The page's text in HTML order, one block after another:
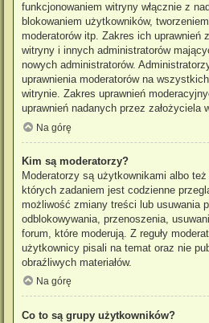
funkcjonowaniem witryny włącznie z
blokowaniem użytkowników,
moderatorów itp. Zakres ich uprawnień
witryny i innych administratorów
nowych administratorów.
uprawnienia moderatorów na
witrynie. Zakres uprawnień
uprawnień nadanych przez założyciela
Na górę
Kim są moderatorzy?
Moderatorzy są użytkownikami albo
których zadaniem jest codzienne
możliwość zmiany treści lub usuwania
odblokowywania, przenoszenia,
forum, które moderują. Z reguły
użytkownicy pisali na temat oraz nie
obraźliwych materiałów.
Na górę
Co to są grupy użytkowników?